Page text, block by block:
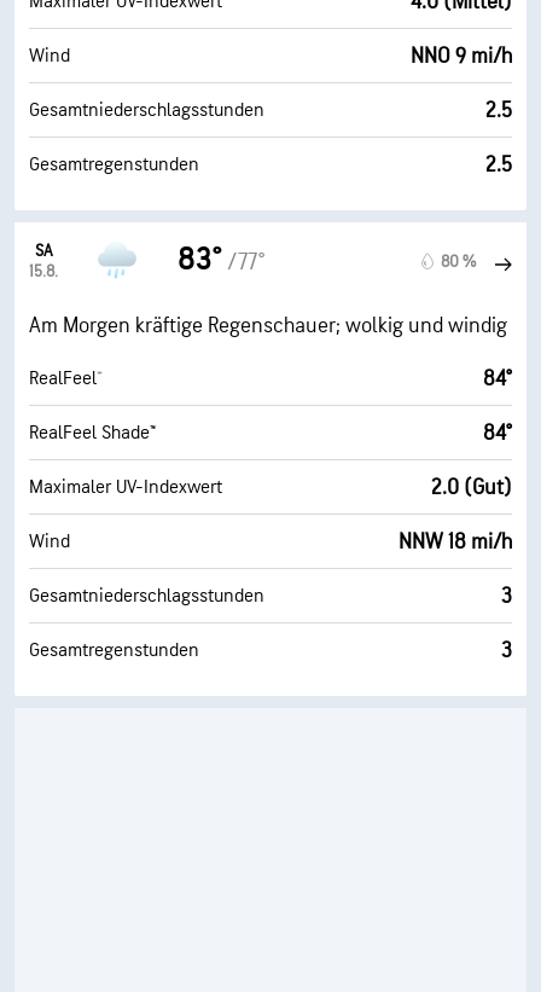
Wind NNO 9 mi/h
Gesamtniederschlagsstunden 2.5
Gesamtregenstunden 2.5
SA
15.8.
83° /77° 80 %
Am Morgen kräftige Regenschauer; wolkig und windig
RealFeel® 84°
RealFeel Shade™ 84°
Maximaler UV-Indexwert 2.0 (Gut)
Wind NNW 18 mi/h
Gesamtniederschlagsstunden 3
Gesamtregenstunden 3